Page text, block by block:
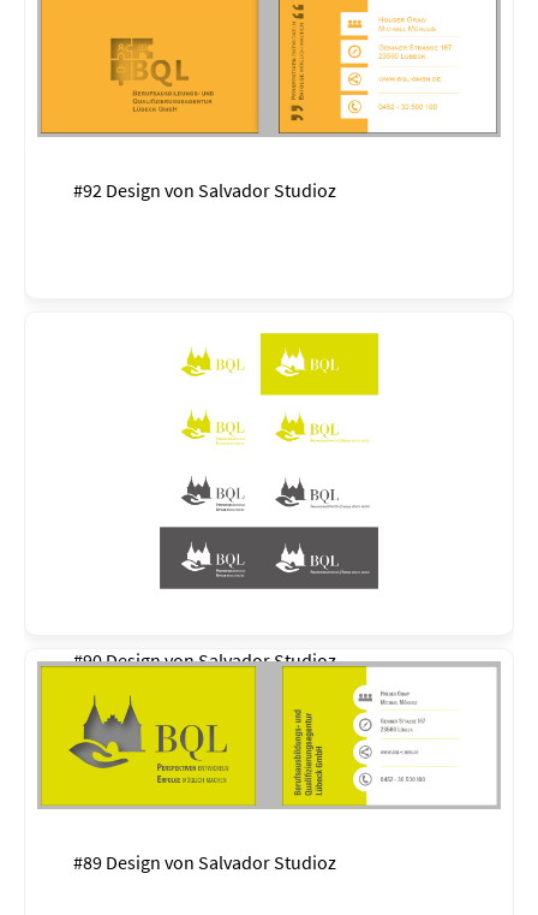
#92 Design von Salvador Studioz
#90 Design vonSalvador Studioz
#89 Design von Salvador Studioz